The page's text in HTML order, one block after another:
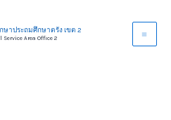
าประถมศึกษาตรัง เขต 2
Area Office 2